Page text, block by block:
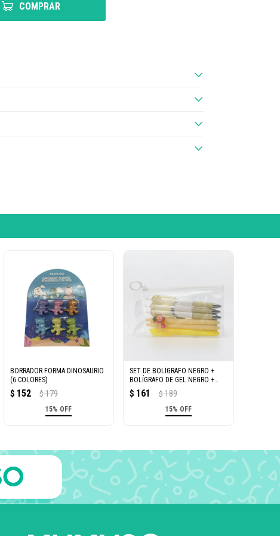
COMPRAR
BORRADOR FORMA DINOSAURIO
(6 COLORES)
$ 152 $ 179
15% OFF
SET DE BOLÍGRAFO NEGRO +
BOLÍGRAFO DE GEL NEGRO +
RESALTADOR AMARILLO (6
PIEZAS)
$ 161 $ 189
15% OFF